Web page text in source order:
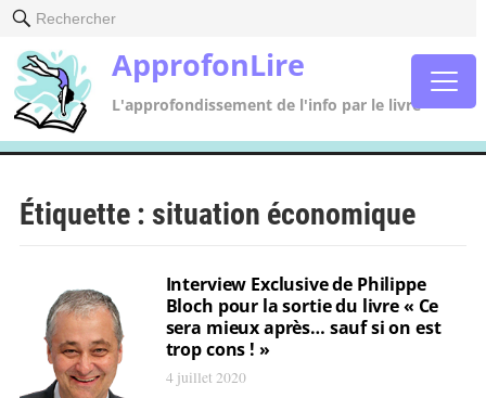
Rechercher
ApprofonLire
L'approfondissement de l'info par le livre
Étiquette : situation économique
Interview Exclusive de Philippe
Bloch pour la sortie du livre « Ce
sera mieux après… sauf si on est
trop cons ! »
4 juillet 2020